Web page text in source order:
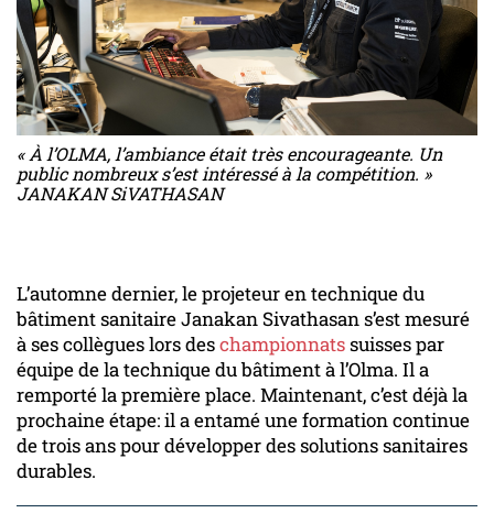
« À l’OLMA, l’ambiance était très encourageante. Un
public nombreux s’est intéressé à la compétition. »
JANAKAN SiVATHASAN
L’automne dernier, le projeteur en technique du
bâtiment sanitaire Janakan Sivathasan s’est mesuré
à ses collègues lors deschampionnatssuisses par
équipe de la technique du bâtiment à l’Olma. Il a
remporté la première place. Maintenant, c’est déjà la
prochaine étape: il a entamé une formation continue
de trois ans pour développer des solutions sanitaires
durables.